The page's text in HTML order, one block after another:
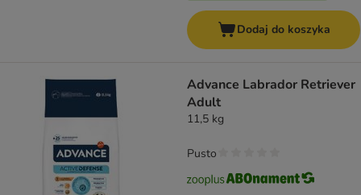
Dodaj do koszyka
Advance Labrador Retriever
Adult
11,5 kg
Pusto